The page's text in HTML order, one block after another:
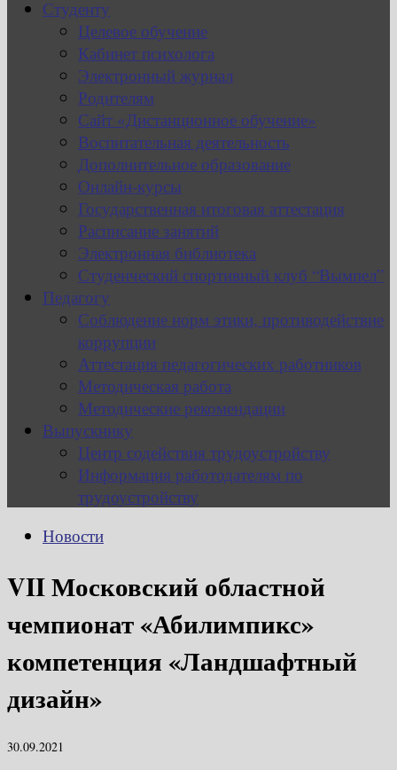
Студенту
Целевое обучение
Кабинет психолога
Электронный журнал
Родителям
Сайт «Дистанционное обучение»
Воспитательная деятельность
Дополнительное образование
Онлайн-курсы
Государственная итоговая аттестация
Расписание занятий
Электронная библиотека
Студенческий спортивный клуб “Вымпел”
Педагогу
Соблюдение норм этики, противодействие
коррупции
Аттестация педагогических работников
Методическая работа
Методические рекомендации
Выпускнику
Центр содействия трудоустройству
Информация работодателям по
трудоустройству
Новости
VII Московский областной
чемпионат «Абилимпикс»
компетенция «Ландшафтный
дизайн»
30.09.2021